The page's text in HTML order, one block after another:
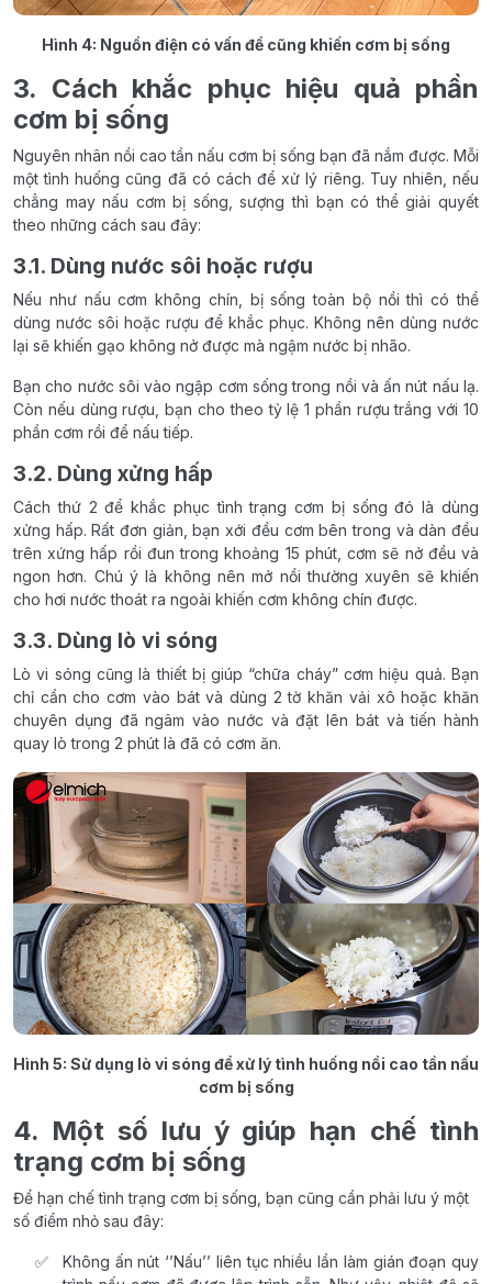
Hình 4: Nguồn điện có vấn đề cũng khiến cơm bị sống
3. Cách khắc phục hiệu quả phần
cơm bị sống
Nguyên nhân nồi cao tần nấu cơm bị sống bạn đã nắm được. Mỗi
một tình huống cũng đã có cách để xử lý riêng. Tuy nhiên, nếu
chẳng may nấu cơm bị sống, sượng thì bạn có thể giải quyết
theo những cách sau đây:
3.1. Dùng nước sôi hoặc rượu
Nếu như nấu cơm không chín, bị sống toàn bộ nồi thì có thể
dùng nước sôi hoặc rượu để khắc phục. Không nên dùng nước
lại sẽ khiến gạo không nở được mà ngậm nước bị nhão.
Bạn cho nước sôi vào ngập cơm sống trong nồi và ấn nút nấu lạ.
Còn nếu dùng rượu, bạn cho theo tỷ lệ 1 phần rượu trắng với 10
phần cơm rồi để nấu tiếp.
3.2. Dùng xửng hấp
Cách thứ 2 để khắc phục tình trạng cơm bị sống đó là dùng
xửng hấp. Rất đơn giản, bạn xới đều cơm bên trong và dàn đều
trên xứng hấp rồi đun trong khoảng 15 phút, cơm sẽ nở đều và
ngon hơn. Chú ý là không nên mở nồi thường xuyên sẽ khiến
cho hơi nước thoát ra ngoài khiến cơm không chín được.
3.3. Dùng lò vi sóng
Lò vi sóng cũng là thiết bị giúp “chữa cháy” cơm hiệu quả. Bạn
chỉ cần cho cơm vào bát và dùng 2 tờ khăn vải xô hoặc khăn
chuyên dụng đã ngâm vào nước và đặt lên bát và tiến hành
quay lò trong 2 phút là đã có cơm ăn.
Hình 5: Sử dụng lò vi sóng để xử lý tình huống nồi cao tần nấu
cơm bị sống
4. Một số lưu ý giúp hạn chế tình
trạng cơm bị sống
Để hạn chế tình trạng cơm bị sống, bạn cũng cần phải lưu ý một
số điểm nhỏ sau đây:
Không ấn nút ‘’Nấu’’ liên tục nhiều lần làm gián đoạn quy